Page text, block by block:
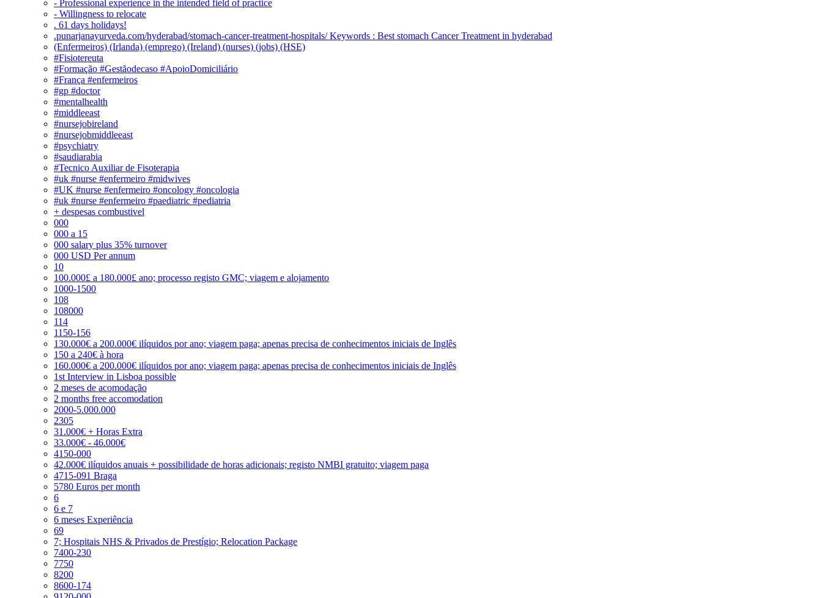
- Professional experience in the intended field of practice
- Willingness to relocate
. 61 days holidays!
.punarjanayurveda.com/hyderabad/stomach-cancer-treatment-hospitals/ Keywords : Best stomach Cancer Treatment in hyderabad
(Enfermeiros) (Irlanda) (emprego) (Ireland) (nurses) (jobs) (HSE)
#Fisiotereuta
#Formação #Gestãodecaso #ApoioDomiciliário
#França #enfermeiros
#gp #doctor
#mentalhealth
#middleeast
#nursejobireland
#nursejobmiddleeast
#psychiatry
#saudiarabia
#Tecnico Auxiliar de Fisoterapia
#uk #nurse #enfermeiro #midwives
#UK #nurse #enfermeiro #oncology #oncologia
#uk #nurse #enfermeiro #paediatric #pediatria
+ despesas combustivel
000
000 a 15
000 salary plus 35% turnover
000 USD Per annum
10
100.000£ a 180.000£ ano; processo registo GMC; viagem e alojamento
1000-1500
108
108000
114
1150-156
130.000€ a 200.000€ ilíquidos por ano; viagem paga; apenas precisa de conhecimentos iniciais de Inglês
150 a 240€ à hora
160.000€ a 200.000€ ilíquidos por ano; viagem paga; apenas precisa de conhecimentos iniciais de Inglês
1st Interview in Lisboa possible
2 meses de acomodação
2 months free accomodation
2000-5.000.000
2305
31.000€ + Horas Extra
33.000€ - 46.000€
4150-000
42.000€ ilíquidos anuais + possibilidade de horas adicionais; registo NMBI gratuito; viagem paga
4715-091 Braga
5780 Euros per month
6
6 e 7
6 meses Experiência
69
7; Hospitais NHS & Privados de Prestígio; Relocation Package
7400-230
7750
8200
8600-174